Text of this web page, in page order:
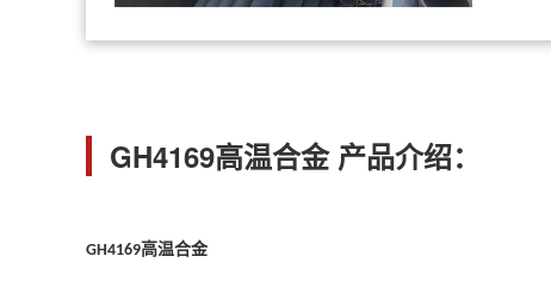
GH4169高温合金 产品介绍：
GH4169高温合金